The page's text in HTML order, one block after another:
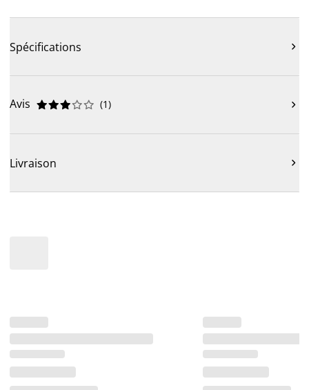
Spécifications 
Avis 




 (1) 
Livraison 